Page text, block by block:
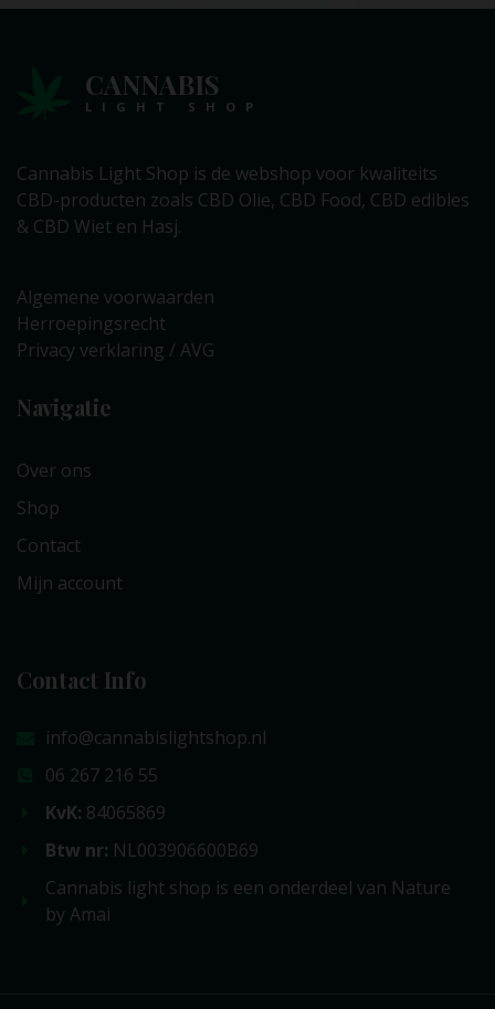
CANNABIS
LIGHT SHOP
Cannabis Light Shop is de webshop voor kwaliteits
CBD-producten zoals CBD Olie, CBD Food, CBD edibles
& CBD Wiet en Hasj.
Algemene voorwaarden
Herroepingsrecht
Privacy verklaring / AVG
Navigatie
Over ons
Shop
Contact
Mijn account
Contact Info
info@cannabislightshop.nl
06 267 216 55
KvK: 84065869
Btw nr: NL003906600B69
Cannabis light shop is een onderdeel van Nature
by Amai